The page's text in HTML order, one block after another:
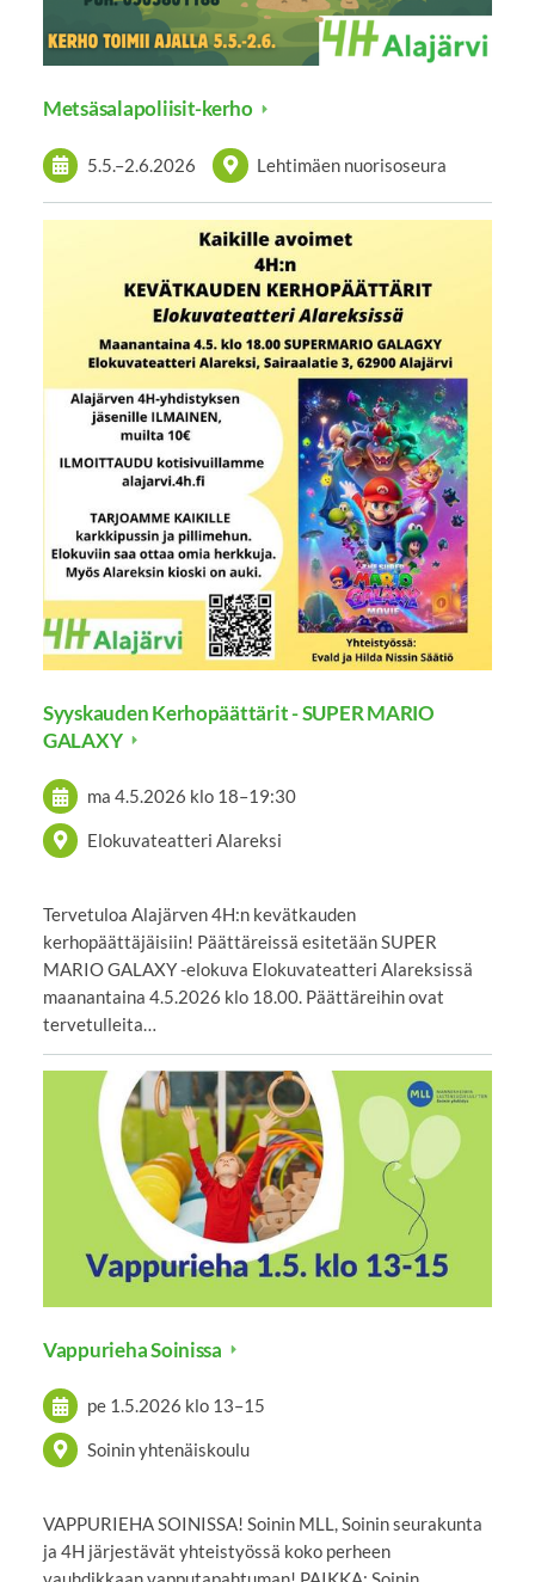
Metsäsalapoliisit-kerho
5.5.–2.6.2026 Lehtimäen nuorisoseura
Syyskauden Kerhopäättärit - SUPER MARIO
GALAXY
ma 4.5.2026 klo 18–19:30
Elokuvateatteri Alareksi
Tervetuloa Alajärven 4H:n kevätkauden
kerhopäättäjäisiin! Päättäreissä esitetään SUPER
MARIO GALAXY -elokuva Elokuvateatteri Alareksissä
maanantaina 4.5.2026 klo 18.00. Päättäreihin ovat
tervetulleita…
Vappurieha Soinissa
pe 1.5.2026 klo 13–15
Soinin yhtenäiskoulu
VAPPURIEHA SOINISSA! Soinin MLL, Soinin seurakunta
ja 4H järjestävät yhteistyössä koko perheen